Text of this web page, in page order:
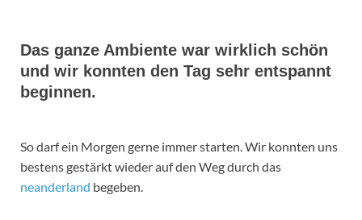
Das ganze Ambiente war wirklich schön
und wir konnten den Tag sehr entspannt
beginnen.
So darf ein Morgen gerne immer starten. Wir konnten uns
bestens gestärkt wieder auf den Weg durch das
neanderland begeben.